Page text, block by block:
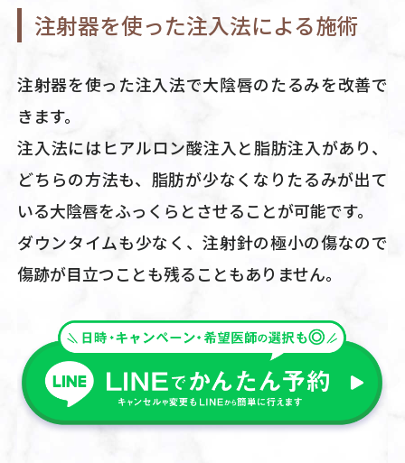
注射器を使った注入法による施術
注射器を使った注入法で大陰唇のたるみを改善で
きます。
注入法にはヒアルロン酸注入と脂肪注入があり、
どちらの方法も、脂肪が少なくなりたるみが出て
いる大陰唇をふっくらとさせることが可能です。
ダウンタイムも少なく、注射針の極小の傷なので
傷跡が目立つことも残ることもありません。